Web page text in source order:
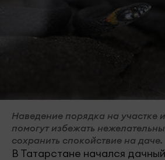
Наведение порядка на участке
помогут избежать
сохранить спокойствие на даче.
В Татарстане начался